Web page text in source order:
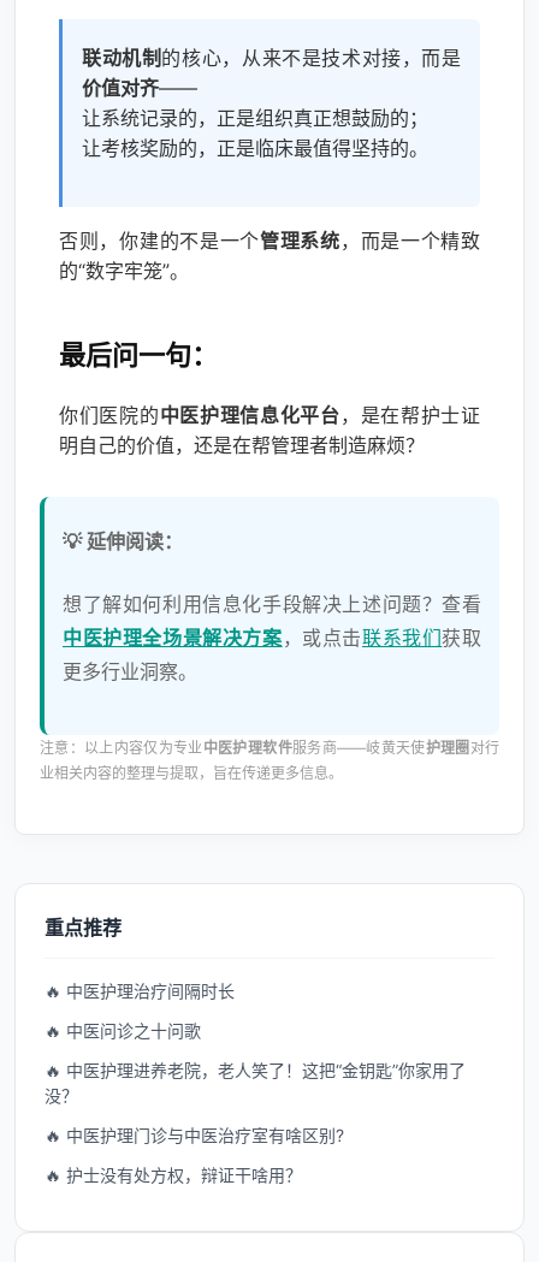
联动机制 的核心，从来不是技术对接，而是
价值对齐——
让系统记录的，正是组织真正想鼓励的；
让考核奖励的，正是临床最值得坚持的。
否则，你建的不是一个管理系统，而是一个精致
的“数字牢笼”。
最后问一句：
你们医院的中医护理信息化平台，是在帮护士证
明自己的价值，还是在帮管理者制造麻烦？
💡 延伸阅读：
想了解如何利用信息化手段解决上述问题？查看
中医护理全场景解决方案 ，或点击联系我们获取
更多行业洞察。
注意：以上内容仅为专业中医护理软件服务商——岐黄天使护理圈 对行
业相关内容的整理与提取，旨在传递更多信息。
重点推荐
🔥 中医护理治疗间隔时长
🔥 中医问诊之十问歌
🔥 中医护理进养老院，老人笑了！这把“金钥匙”你家用了
没？
🔥 中医护理门诊与中医治疗室有啥区别?
🔥 护士没有处方权，辩证干啥用？